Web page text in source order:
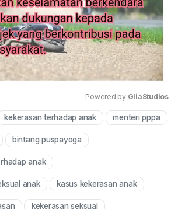
Mute
Powered by GliaStudios
kekerasan terhadap anak menteri pppa
bintang puspayoga
anak
anak kasus kekerasan anak
kekerasan seksual